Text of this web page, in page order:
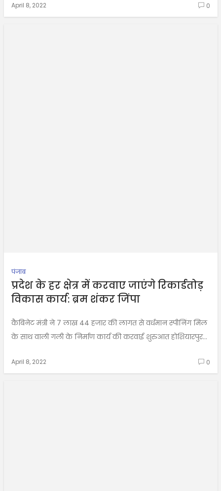
April 8, 2022 0
पंजाब
प्रदेश के हर क्षेत्र में करवाए जाएंगे रिकार्डतोड़
विकास कार्य: ब्रम शंकर जिंपा
कैबिनेट मंत्री ने 7 लाख 44 हजार की लागत से वर्धमान स्पीनिंग मिल
के साथ वाली गली के निर्माण कार्य की करवाई शुरुआत होशियारपुर...
April 8, 2022 0